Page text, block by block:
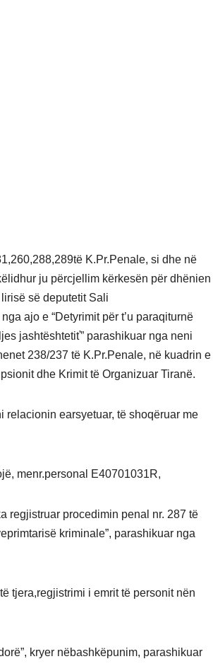
K.Pr.Penale, si dhe në
ju përcjellim kërkesën për dhënien
së deputetit Sali
ajo e “Detyrimit për t’u paraqiturnë
jashtështetiť” parashikuar nga neni
238/237 të K.Pr.Penale, në kuadrin e
dhe Krimit të Organizuar Tiranë.
relacionin earsyetuar, të shoqëruar me
menr.personal E40701031R,
regjistruar procedimin penal nr. 287 të
kriminale”, parashikuar nga
tjera,regjistrimi i emrit të personit nën
kryer nëbashkëpunim, parashikuar